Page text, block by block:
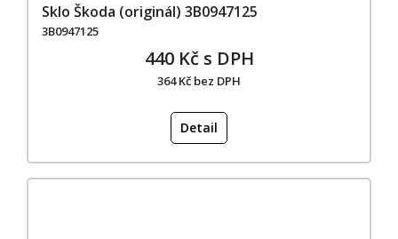
Sklo Škoda (originál) 3B0947125
3B0947125
440 Kč s DPH
364 Kč bez DPH
Detail